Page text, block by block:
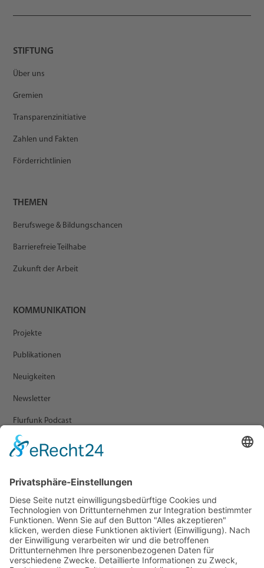
STIFTUNG
Über uns
Gremien
Transparenzinitiative
Zahlen und Fakten
Förderrichtlinien
THEMEN
Berufswege & Bildungschancen
Barrierefreie Teilhabe
Zukunft der Arbeit
KOMMUNIKATION
Projekte
Publikationen
Neuigkeiten
Newsletter
Flurfunk Podcast
Presse
Veranstaltungen
Newsletter Archiv